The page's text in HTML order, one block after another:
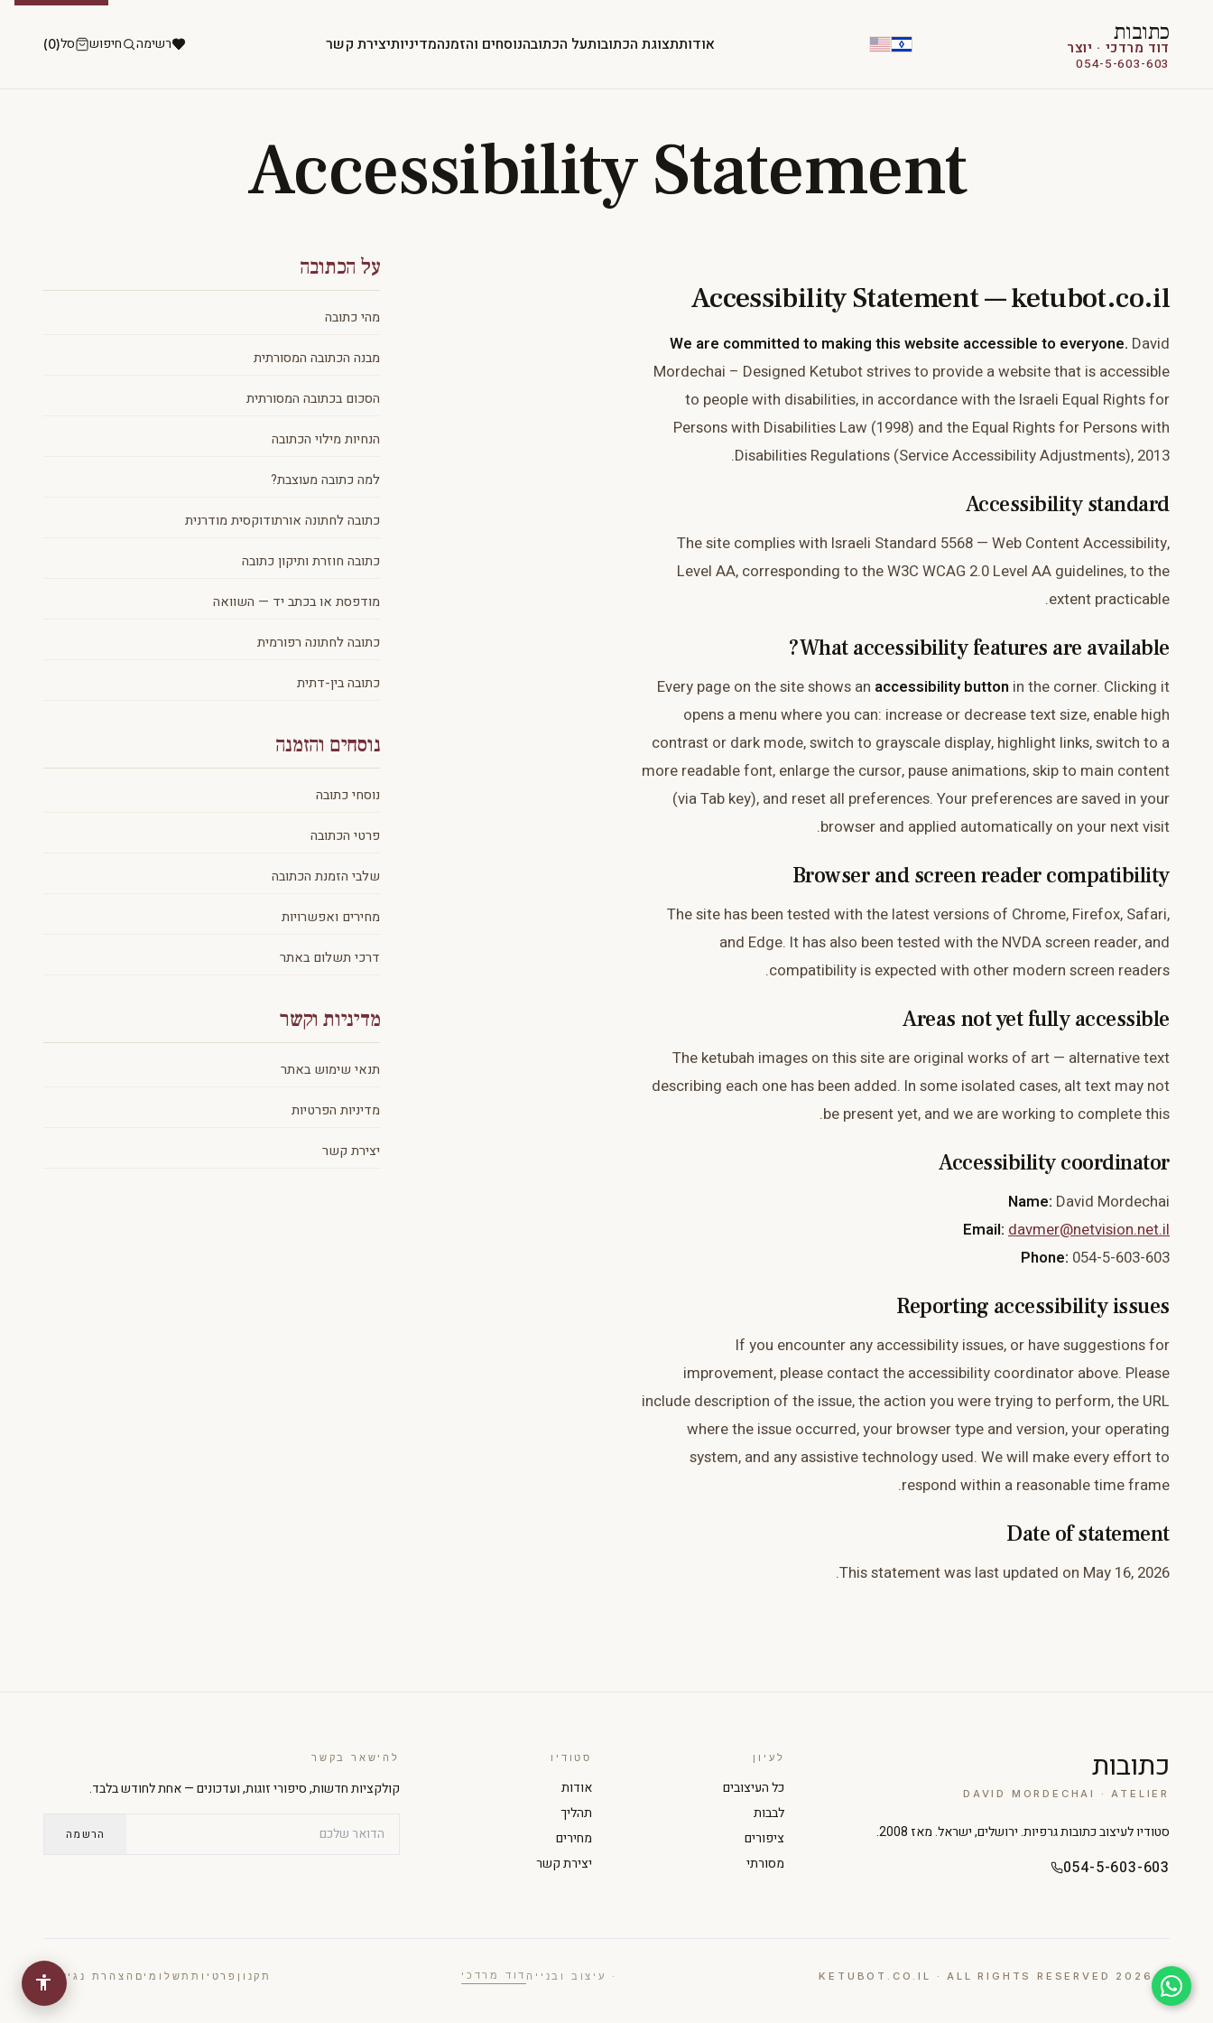
כתובות
דוד מרדכי · יוצר
054-5-603-603
אודותתצוגת הכתובותעל הכתובהנוסחים והזמנהמדיניותיצירת קשר רשימה חיפוש סל(0)
Accessibility Statement
Accessibility Statement — ketubot.co.il
We are committed to making this website accessible to everyone. David
Mordechai – Designed Ketubot strives to provide a website that is accessible
to people with disabilities, in accordance with the Israeli Equal Rights for
Persons with Disabilities Law (1998) and the Equal Rights for Persons with
Disabilities Regulations (Service Accessibility Adjustments), 2013.
Accessibility standard
The site complies with Israeli Standard 5568 — Web Content Accessibility,
Level AA, corresponding to the W3C WCAG 2.0 Level AA guidelines, to the
extent practicable.
What accessibility features are available?
Every page on the site shows an accessibility button in the corner. Clicking it
opens a menu where you can: increase or decrease text size, enable high
contrast or dark mode, switch to grayscale display, highlight links, switch to a
more readable font, enlarge the cursor, pause animations, skip to main content
(via Tab key), and reset all preferences. Your preferences are saved in your
browser and applied automatically on your next visit.
Browser and screen reader compatibility
The site has been tested with the latest versions of Chrome, Firefox, Safari,
and Edge. It has also been tested with the NVDA screen reader, and
compatibility is expected with other modern screen readers.
Areas not yet fully accessible
The ketubah images on this site are original works of art — alternative text
describing each one has been added. In some isolated cases, alt text may not
be present yet, and we are working to complete this.
Accessibility coordinator
Name: David Mordechai
Email: davmer@netvision.net.il
Phone: 054-5-603-603
Reporting accessibility issues
If you encounter any accessibility issues, or have suggestions for
improvement, please contact the accessibility coordinator above. Please
include description of the issue, the action you were trying to perform, the URL
where the issue occurred, your browser type and version, your operating
system, and any assistive technology used. We will make every effort to
respond within a reasonable time frame.
Date of statement
This statement was last updated on May 16, 2026.
על הכתובה
מהי כתובה
מבנה הכתובה המסורתית
הסכום בכתובה המסורתית
הנחיות מילוי הכתובה
למה כתובה מעוצבת?
כתובה לחתונה אורתודוקסית מודרנית
כתובה חוזרת ותיקון כתובה
מודפסת או בכתב יד — השוואה
כתובה לחתונה רפורמית
כתובה בין-דתית
נוסחים והזמנה
נוסחי כתובה
פרטי הכתובה
שלבי הזמנת הכתובה
מחירים ואפשרויות
דרכי תשלום באתר
מדיניות וקשר
תנאי שימוש באתר
מדיניות הפרטיות
יצירת קשר
כתובות
DAVID MORDECHAI · ATELIER
סטודיו לעיצוב כתובות גרפיות. ירושלים, ישראל. מאז 2008.
054-5-603-603
לעיון
כל העיצובים
לבבות
ציפורים
מסורתי
סטודיו
אודות
תהליך
מחירים
יצירת קשר
להישאר בקשר
קולקציות חדשות, סיפורי זוגות, ועדכונים — אחת לחודש בלבד.
הרשמה
© 2026 KETUBOT.CO.IL · ALL RIGHTS RESERVED · עיצוב ובנייה דוד מרדכי תקנון פרטיותתשלומים הצהרת נגישות